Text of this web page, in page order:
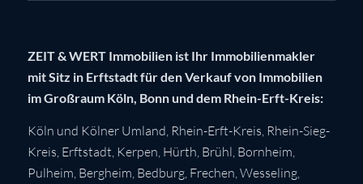
ZEIT & WERT Immobilien ist Ihr Immobilienmakler
mit Sitz in Erftstadt für den Verkauf von Immobilien
im Großraum Köln, Bonn und dem Rhein-Erft-Kreis:
Köln und Kölner Umland, Rhein-Erft-Kreis Rhein-Sieg-
Kreis Erftstadt Kerpen Hürth Brühl Bornheim
Pulheim Bergheim Bedburg, Frechen Wesseling,